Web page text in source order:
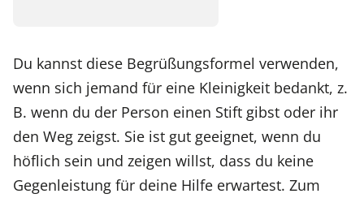
Du kannst diese Begrüßungsformel verwenden,
wenn sich jemand für eine Kleinigkeit bedankt, z.
B. wenn du der Person einen Stift gibst oder ihr
den Weg zeigst. Sie ist gut geeignet, wenn du
höflich sein und zeigen willst, dass du keine
Gegenleistung für deine Hilfe erwartest. Zum